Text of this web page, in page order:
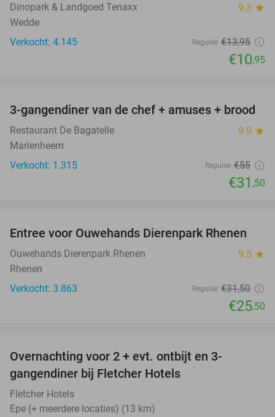
Dinopark & Landgoed Tenaxx 9.3 star
Wedde
Verkocht: 4.145
Regulier €13,95
€10,95
43%
3-gangendiner van de chef + amuses + brood
Restaurant De Bagatelle 9.9 star
Marienheem
Verkocht: 1.315
Regulier €55
€31 ,50
19%
Entree voor Ouwehands Dierenpark Rhenen
Ouwehands Dierenpark Rhenen 9.5 star
Rhenen
Verkocht: 3.863
Regulier €31,50
€25,50
Overnachting voor 2 + evt. ontbijt en 3-
gangendiner bij Fletcher Hotels
Fletcher Hotels
Epe (+ meerdere locaties) (13 km)